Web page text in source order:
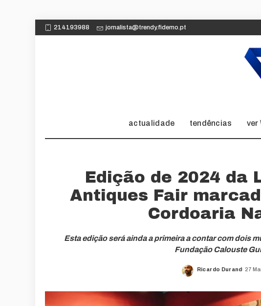
214193988 jornalista@trendy.fidemo.pt
actualidade tendências ver
Edição de 2024 da
Antiques Fair
Cordoaria
Esta edição será ainda a primeira a contar com dois
Fundação Calouste
Posted
Ricardo Durand 27